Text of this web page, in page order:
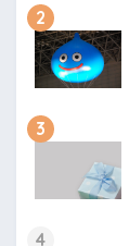
2
3
4